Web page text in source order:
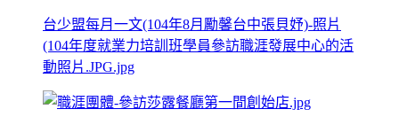
台少盟每月一文(104年8月勵馨台中張貝妤)-照片
(104年度就業力培訓班學員參訪職涯發展中心的活
動照片.JPG.jpg